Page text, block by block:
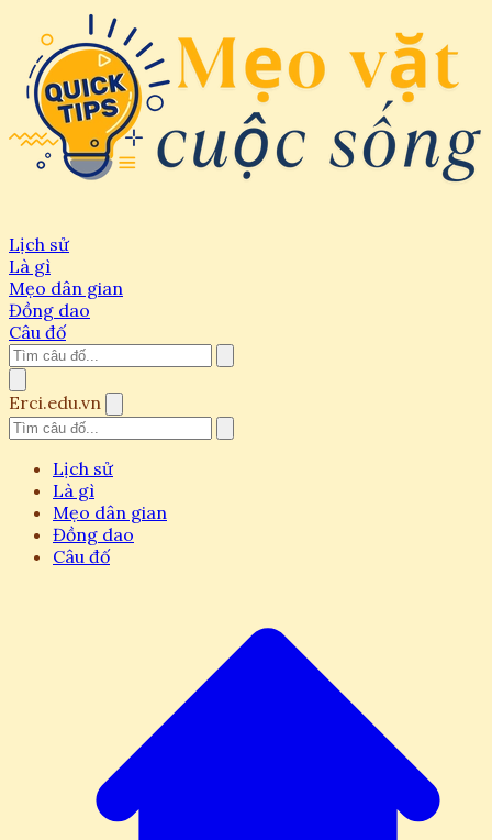
Lịch sử
Là gì
Mẹo dân gian
Đồng dao
Câu đố
Erci.edu.vn
Lịch sử
Là gì
Mẹo dân gian
Đồng dao
Câu đố